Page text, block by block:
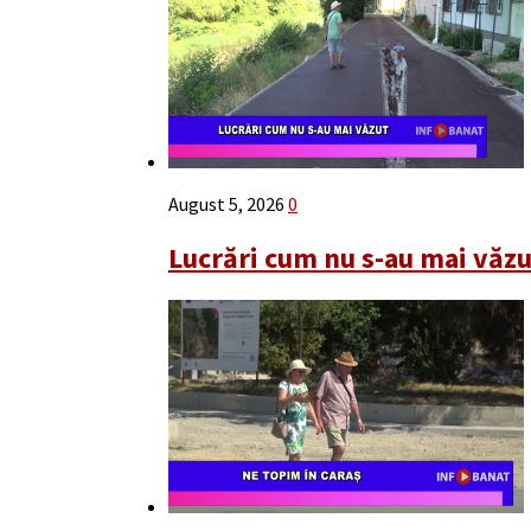
August 5, 2026 0
Lucrări cum nu s-au mai